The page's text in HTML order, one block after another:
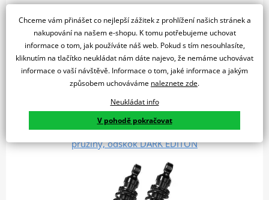
14 780 Kč 4 týdny
Do košíku
Porovnat
Zadní tlumiče TWINSHOCK s nastavitelným předpětím pružiny a
oskokemJízda ve městě mezi výmoly a…
Zadní tlumič BITUBO WME0 Nastavitelné: předpětí
pružiny, odskok DARK EDITON
Chceme vám přinášet co nejlepší zážitek z prohlížení našich stránek a
nakupování na našem e-shopu. K tomu potřebujeme uchovat
informace o tom, jak používáte náš web. Pokud s tím nesouhlasíte,
kliknutím na tlačítko neukládat nám dáte najevo, že nemáme uchovávat
informace o vaší návštěvě. Informace o tom, jaké informace a jakým
způsobem uchováváme naleznete zde.
Neukládat info
V pohodě pokračovat